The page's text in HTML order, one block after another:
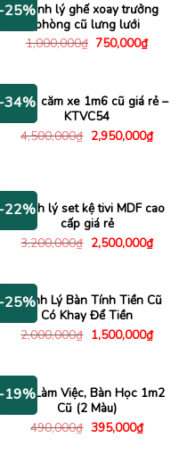
-25%Thanh lý ghế xoay trưởng
phòng cũ lưng lưới
1,000,000₫ Giá
750,000₫Giá
hiện
-34%
Kệ tivi căm xe 1m6 cũ giá rẻ –
KTVC54
4,500,000₫ Giá
gốc
2,950,000₫Giá
hiện
-22%
Thanh lý set kệ tivi MDF cao
cấp giá rẻ
3,200,000₫ Giá
gốc
2,500,000₫Giá
hiện
-25%
Thanh Lý Bàn Tính Tiền Cũ
Có Khay Để Tiền
2,000,000₫ Giá
gốc
1,500,000₫Giá
hiện
-19%
Bàn Làm Việc, Bàn Học 1m2
Cũ (2 Màu)
490,000₫ Giá
395,000₫Giá
hiện